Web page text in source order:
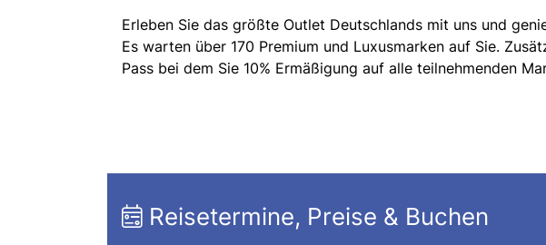
Erleben Sie das größte Outlet Deutschlands mit uns und
Es warten über 170 Premium und Luxusmarken auf Sie.
Pass bei dem Sie 10% Ermäßigung auf alle teilnehmenden
Reisetermine, Preise & Buchen